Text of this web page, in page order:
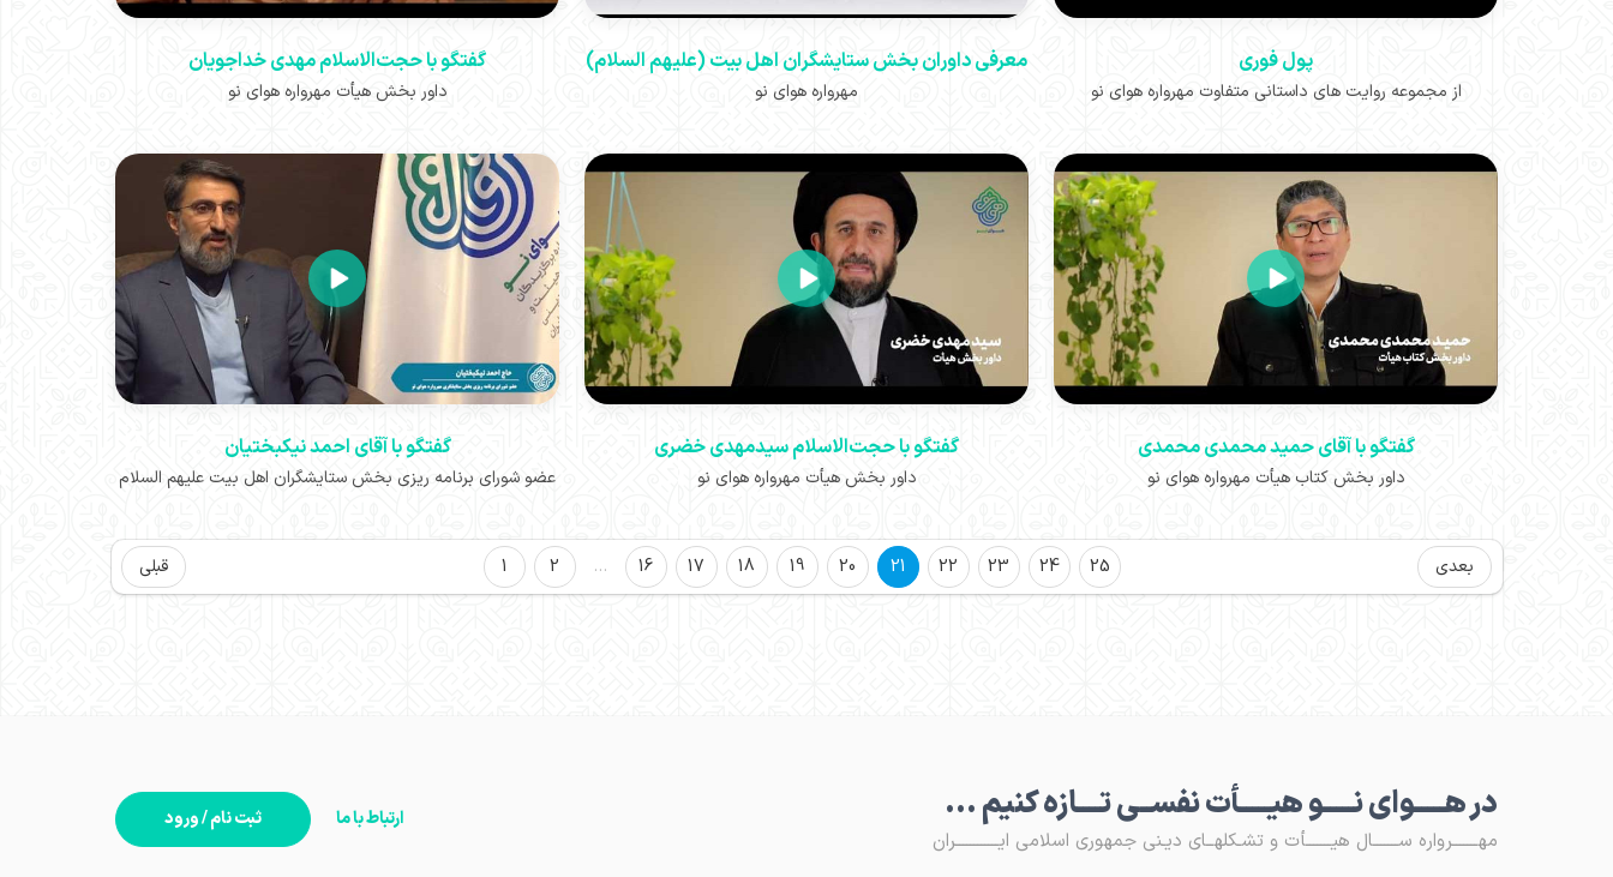
پول فوری
از مجموعه روایت های داستانی متفاوت مهرواره هوای نو
معرفی داوران بخش ستایشگران اهل بیت (علیهم السلام)
مهرواره هوای نو
گفتگو با حجت‌الاسلام مهدی خداجویان
داور بخش هیأت مهرواره هوای نو
گفتگو با آقای حمید‌ محمدی‌ محمدی
داور بخش کتاب هیأت مهرواره هوای نو
گفتگو با حجت‌الاسلام سیدمهدی خضری
داور بخش هیأت مهرواره هوای نو
گفتگو با آقای احمد نیکبختیان
عضو شورای برنامه ریزی بخش ستایشگران اهل بیت علیهم السلام
قبلی بعدی 1 2 … 16 17 18 19 20 21 22 23 24 25
در هـــــوای نـــــو هیـــــأت نفســی تــــازه کنیم ...
مهـــــــرواره ســـــــال هیـــــــأت و تشـکلهــای دیـنی جمهوری اسلامی ایــــــــــــران
ثبت نام / ورود ارتباط با ما